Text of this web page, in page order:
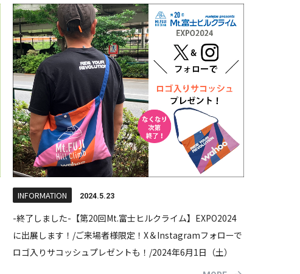
INFORMATION 2024.5.23
-終了しました-【第20回Mt.富士ヒルクライム】EXPO2024
に出展します！/ご来場者様限定！X＆Instagramフォローで
ロゴ入りサコッシュプレゼントも！/2024年6月1日（土）